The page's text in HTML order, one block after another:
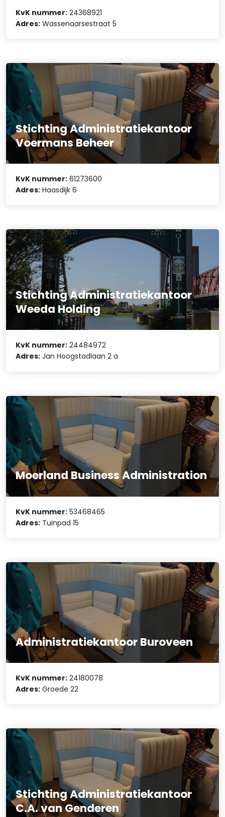
KvK nummer: 24368921
Adres: Wassenaarsestraat 5
Stichting Administratiekantoor
Voermans Beheer
KvK nummer: 61273600
Adres: Haasdijk 6
Stichting Administratiekantoor
Weeda Holding
KvK nummer: 24484972
Adres: Jan Hoogstadlaan 2 a
Moerland Business Administration
KvK nummer: 53468465
Adres: Tuinpad 15
Administratiekantoor Buroveen
KvK nummer: 24180078
Adres: Groede 22
Stichting Administratiekantoor
C.A. van Genderen